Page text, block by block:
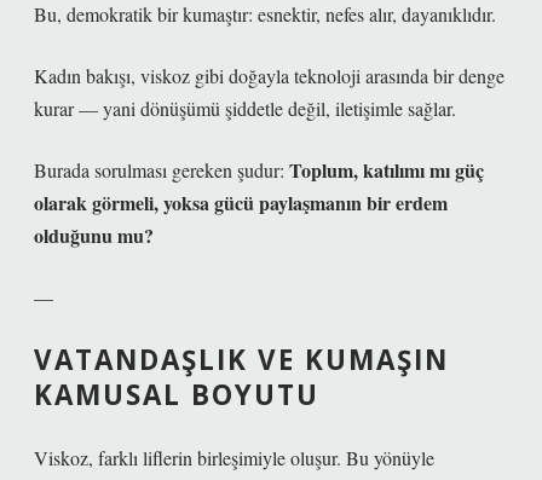
Bu, demokratik bir kumaştır: esnektir, nefes alır, dayanıklıdır.
Kadın bakışı, viskoz gibi doğayla teknoloji arasında bir denge
kurar — yani dönüşümü şiddetle değil, iletişimle sağlar.
Burada sorulması gereken şudur: Toplum, katılımı mı güç
olarak görmeli, yoksa gücü paylaşmanın bir erdem
olduğunu mu?
—
VATANDAŞLIK VE KUMAŞIN
KAMUSAL BOYUTU
Viskoz, farklı liflerin birleşimiyle oluşur. Bu yönüyle